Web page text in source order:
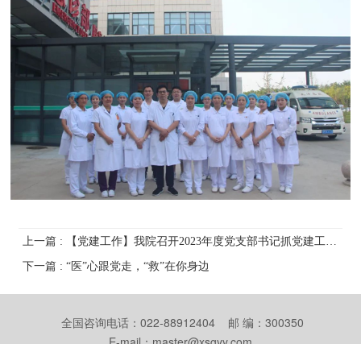
下一篇 : “医”心跟党走，“救”在你身边
全国咨询电话：022-88912404 邮 编：300350